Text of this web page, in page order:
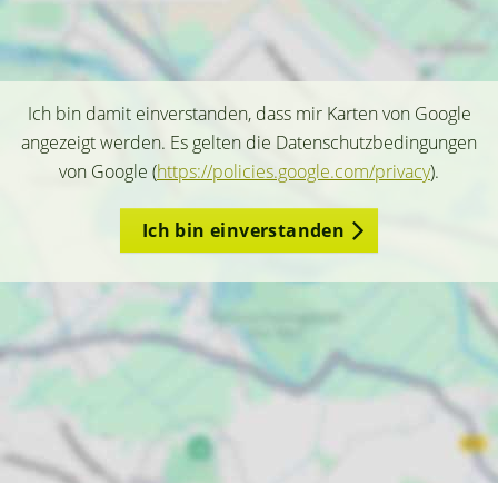
Ich bin damit einverstanden, dass mir Karten von Google
angezeigt werden. Es gelten die Datenschutzbedingungen
von Google (https://policies.google.com/privacy).
Ich bin einverstanden